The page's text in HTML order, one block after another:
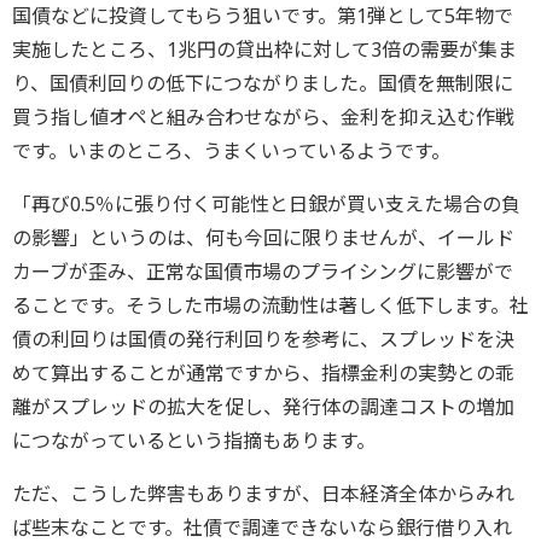
国債などに投資してもらう狙いです。第1弾として5年物で
実施したところ、1兆円の貸出枠に対して3倍の需要が集ま
り、国債利回りの低下につながりました。国債を無制限に
買う指し値オペと組み合わせながら、金利を抑え込む作戦
です。いまのところ、うまくいっているようです。
「再び0.5％に張り付く可能性と日銀が買い支えた場合の負
の影響」というのは、何も今回に限りませんが、イールド
カーブが歪み、正常な国債市場のプライシングに影響がで
ることです。そうした市場の流動性は著しく低下します。社
債の利回りは国債の発行利回りを参考に、スプレッドを決
めて算出することが通常ですから、指標金利の実勢との乖
離がスプレッドの拡大を促し、発行体の調達コストの増加
につながっているという指摘もあります。
ただ、こうした弊害もありますが、日本経済全体からみれ
ば些末なことです。社債で調達できないなら銀行借り入れ